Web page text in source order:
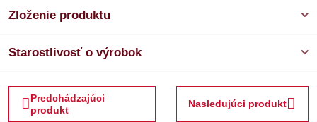
Zloženie produktu
Starostlivosť o výrobok
Predchádzajúci
produkt
Nasledujúci produkt